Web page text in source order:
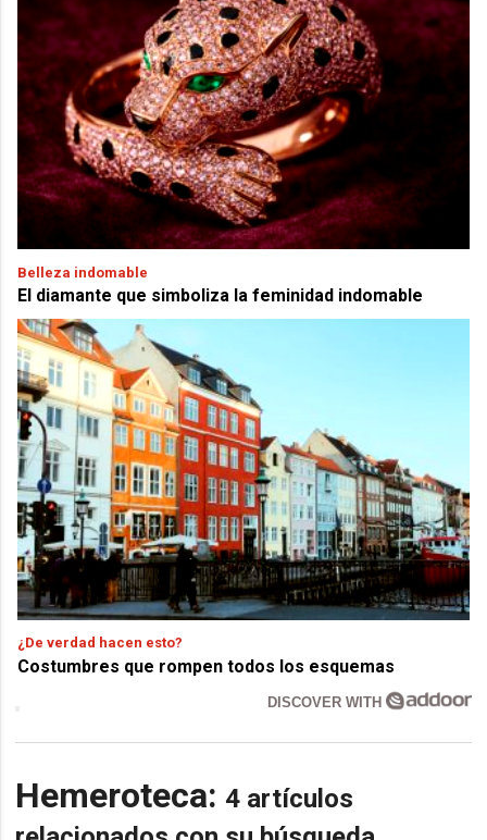
Belleza indomable
El diamante que simboliza la feminidad indomable
¿De verdad hacen esto?
Costumbres que rompen todos los esquemas
DISCOVER WITH
Hemeroteca:4 artículos